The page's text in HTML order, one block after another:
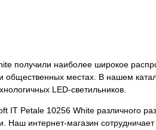
получили наиболее широкое
общественных местах. В нашем
LED-светильников.
IT Petale 10256 White различного
интернет-магазин